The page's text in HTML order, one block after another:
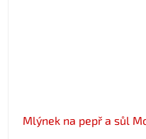
Mlýnek na pepř a sůl